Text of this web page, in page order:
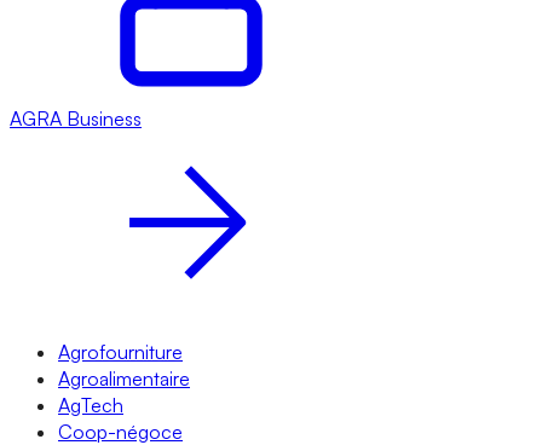
AGRA Business
Agrofourniture
Agroalimentaire
AgTech
Coop-négoce